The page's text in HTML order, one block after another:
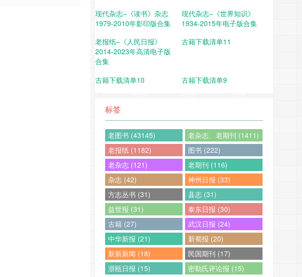
现代杂志–《读书》杂志
1979-2010年影印版合集
现代杂志–《世界知识》
1934-2015年电子版合集
老报纸–《人民日报》
2014-2023年高清电子版
合集
古籍下载清单11
古籍下载清单10 古籍下载清单9
标签
老图书 (43145)
老杂志、老期刊 (1411)
老报纸 (1182)
图书 (222)
老杂志 (121)
老期刊 (116)
杂志 (42)
神州日报 (33)
方志丛书 (31)
县志 (31)
益世报 (31)
泰东日报 (30)
古籍 (27)
武汉日报 (24)
中华新报 (21)
新蜀报 (20)
新新新闻 (18)
民国期刊 (17)
浙瓯日报 (15)
密勒氏评论报 (15)